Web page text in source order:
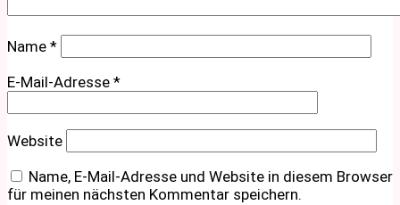
Name *
E-Mail-Adresse *
Website
Name, E-Mail-Adresse und Website in diesem Browser
für meinen nächsten Kommentar speichern.